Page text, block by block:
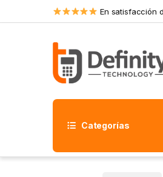
Skip to navigation
Skip to content En satisfacción
Categorías